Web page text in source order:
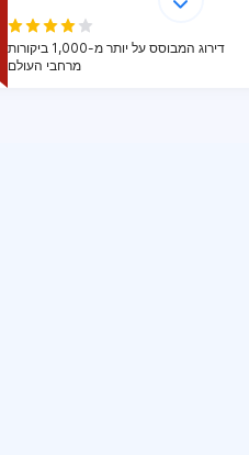
דירוג המבוסס על יותר מ-1,000 ביקורות
מרחבי העולם